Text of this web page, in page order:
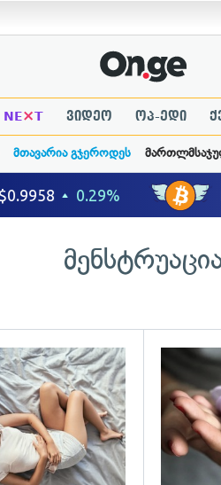
NE×T ვიდეო ოპ-ედი
მთავარია გჯეროდეს